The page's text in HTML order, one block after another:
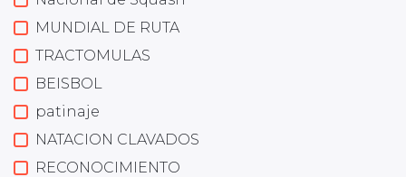
MUNDIAL DE RUTA
TRACTOMULAS
BEISBOL
patinaje
NATACION CLAVADOS
RECONOCIMIENTO